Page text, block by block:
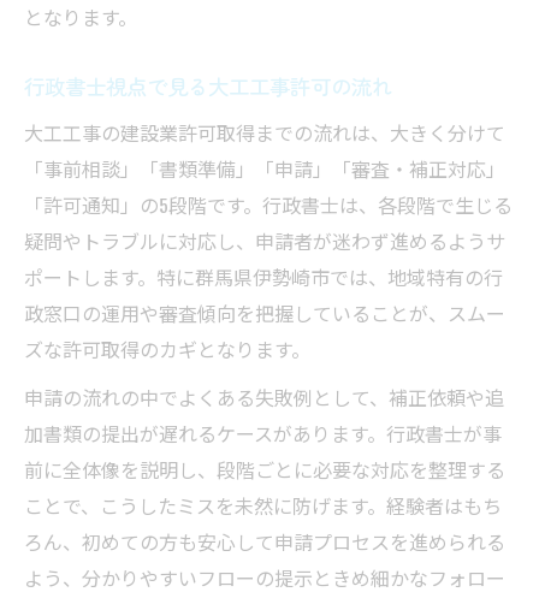
となります。
行政書士視点で見る大工工事許可の流れ
大工工事の建設業許可取得までの流れは、大きく分けて
「事前相談」「書類準備」「申請」「審査・補正対応」
「許可通知」の5段階です。行政書士は、各段階で生じる
疑問やトラブルに対応し、申請者が迷わず進めるようサ
ポートします。特に群馬県伊勢崎市では、地域特有の行
政窓口の運用や審査傾向を把握していることが、スムー
ズな許可取得のカギとなります。
申請の流れの中でよくある失敗例として、補正依頼や追
加書類の提出が遅れるケースがあります。行政書士が事
前に全体像を説明し、段階ごとに必要な対応を整理する
ことで、こうしたミスを未然に防げます。経験者はもち
ろん、初めての方も安心して申請プロセスを進められる
よう、分かりやすいフローの提示ときめ細かなフォロー